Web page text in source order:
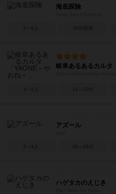
海底探険
2～6人 30分前後
岐阜あるあるカルタ
3～6人 15～20分
アズール
2～4人 30～45分
ハゲタカのえじき